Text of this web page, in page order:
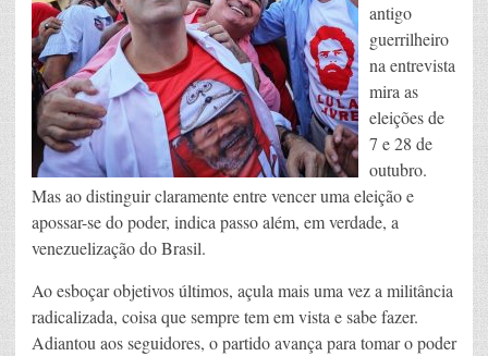
antigo
guerrilheiro
na entrevista
mira as
eleições de
7 e 28 de
outubro.
Mas ao distinguir claramente entre vencer uma eleição e
apossar-se do poder, indica passo além, em verdade, a
venezuelização do Brasil.
Ao esboçar objetivos últimos, açula mais uma vez a militância
radicalizada, coisa que sempre tem em vista e sabe fazer.
Adiantou aos seguidores, o partido avança para tomar o poder